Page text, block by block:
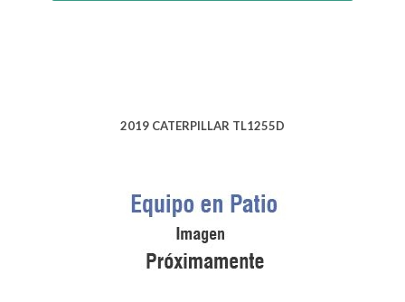
2019 CATERPILLAR TL1255D